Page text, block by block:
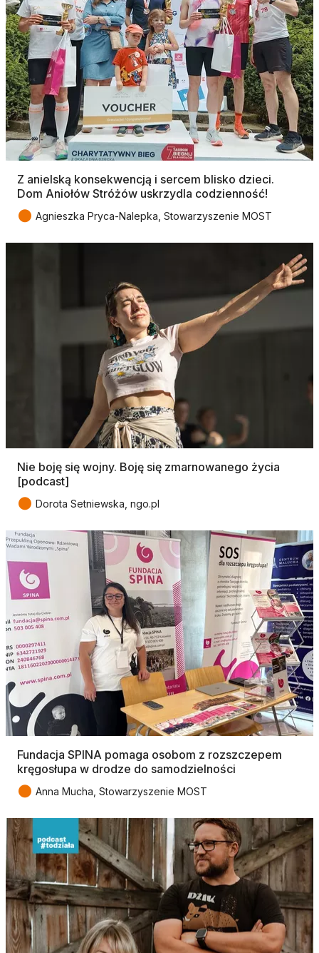
Z anielską konsekwencją i sercem blisko dzieci.
Dom Aniołów Stróżów uskrzydla codzienność!
● Agnieszka Pryca-Nalepka, Stowarzyszenie MOST
Nie boję się wojny. Boję się zmarnowanego życia
[podcast]
● Dorota Setniewska, ngo.pl
Fundacja SPINA pomaga osobom z rozszczepem
kręgosłupa w drodze do samodzielności
● Anna Mucha, Stowarzyszenie MOST